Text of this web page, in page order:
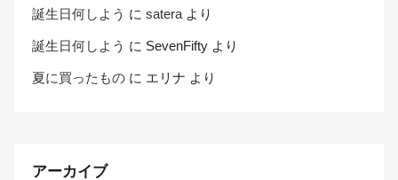
誕生日何しよう に satera より
誕生日何しよう に SevenFifty より
夏に買ったもの に エリナ より
アーカイブ